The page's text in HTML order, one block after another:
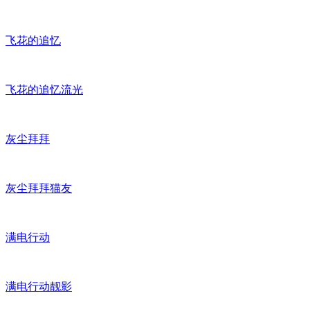
飞花的追忆
飞花的追忆流光
灰尘拜拜
灰尘拜拜猫友
满电行动
满电行动靓影